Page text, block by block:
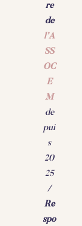
re
de
l’A
SS
OC
E
M
de
pui
s
20
25
/
Re
spo